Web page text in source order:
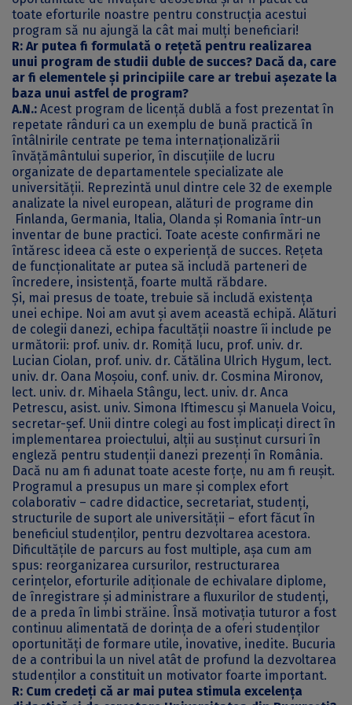
toate eforturile noastre pentru construcția acestui
program să nu ajungă la cât mai mulți beneficiari!
R: Ar putea fi formulată o rețetă pentru realizarea
unui program de studii duble de succes? Dacă da, care
ar fi elementele și principiile care ar trebui așezate la
baza unui astfel de program?
A.N.: Acest program de licență dublă a fost prezentat în
repetate rânduri ca un exemplu de bună practică în
întâlnirile centrate pe tema internaționalizării
învățământului superior, în discuțiile de lucru
organizate de departamentele specializate ale
universității. Reprezintă unul dintre cele 32 de exemple
analizate la nivel european, alături de programe din
Finlanda, Germania, Italia, Olanda și Romania într-un
inventar de bune practici. Toate aceste confirmări ne
întăresc ideea că este o experiență de succes. Rețeta
de funcționalitate ar putea să includă parteneri de
încredere, insistență, foarte multă răbdare.
Și, mai presus de toate, trebuie să includă existența
unei echipe. Noi am avut și avem această echipă. Alături
de colegii danezi, echipa facultății noastre îi include pe
următorii: prof. univ. dr. Romiță Iucu, prof. univ. dr.
Lucian Ciolan, prof. univ. dr. Cătălina Ulrich Hygum, lect.
univ. dr. Oana Moșoiu, conf. univ. dr. Cosmina Mironov,
lect. univ. dr. Mihaela Stângu, lect. univ. dr. Anca
Petrescu, asist. univ. Simona Iftimescu și Manuela Voicu,
secretar-șef. Unii dintre colegi au fost implicați direct în
implementarea proiectului, alții au susținut cursuri în
engleză pentru studenții danezi prezenți în România.
Dacă nu am fi adunat toate aceste forțe, nu am fi reușit.
Programul a presupus un mare și complex efort
colaborativ – cadre didactice, secretariat, studenți,
structurile de suport ale universității – efort făcut în
beneficiul studenților, pentru dezvoltarea acestora.
Dificultățile de parcurs au fost multiple, așa cum am
spus: reorganizarea cursurilor, restructurarea
cerințelor, eforturile adiționale de echivalare diplome,
de înregistrare și administrare a fluxurilor de studenți,
de a preda în limbi străine. Însă motivația tuturor a fost
continuu alimentată de dorința de a oferi studenților
oportunități de formare utile, inovative, inedite. Bucuria
de a contribui la un nivel atât de profund la dezvoltarea
studenților a constituit un motivator foarte important.
R: Cum credeți că ar mai putea stimula excelența